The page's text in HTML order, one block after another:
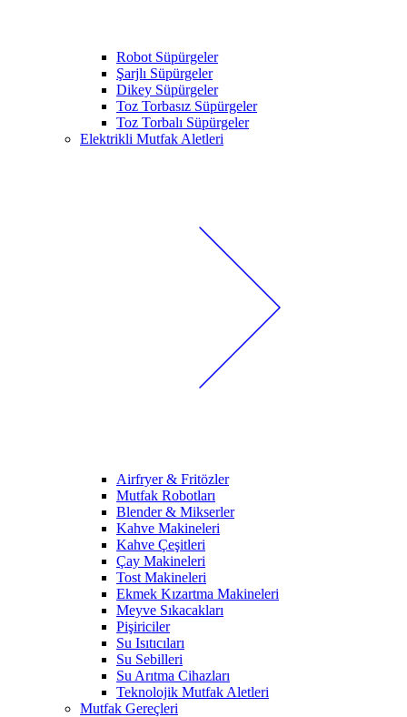
Robot Süpürgeler
Şarjlı Süpürgeler
Dikey Süpürgeler
Toz Torbasız Süpürgeler
Toz Torbalı Süpürgeler
Elektrikli Mutfak Aletleri
Airfryer & Fritözler
Mutfak Robotları
Blender & Mikserler
Kahve Makineleri
Kahve Çeşitleri
Çay Makineleri
Tost Makineleri
Ekmek Kızartma Makineleri
Meyve Sıkacakları
Pişiriciler
Su Isıtıcıları
Su Sebilleri
Su Arıtma Cihazları
Teknolojik Mutfak Aletleri
Mutfak Gereçleri